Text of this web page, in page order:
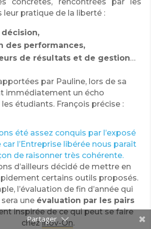
leur pratique de la liberté :
décision,
des performances,
de résultats et de gestion…
par Pauline, lors de sa
immédiatement un écho
étudiants. François précise :
été assez conquis par l’exposé
car l’Entreprise libérée nous paraît
de raisonner très cohérente.
d’ailleurs décidé de mettre en
certains outils proposés.
l’évaluation de fin d’année qui
une évaluation par les pairs
inspirée de ce qui peut se faire
chezinov-On.